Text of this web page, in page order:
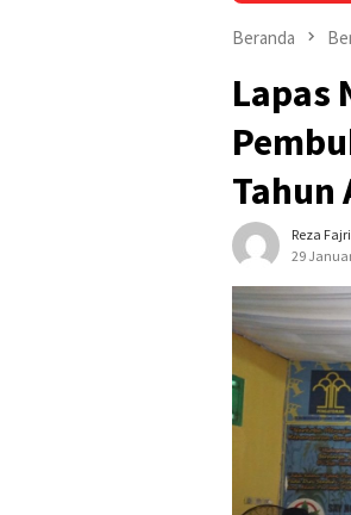
Beranda
Lapas
Tahun
Reza Fajri
29